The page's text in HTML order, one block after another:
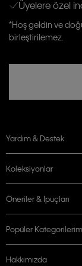
Aydınlatma
Calvin Klein
rızam vardır
Üyelere özel
*Hoş geldin ve
birleştirilemez.
Yardım & Destek
Koleksiyonlar
Öneriler & İpuçları
Popüler
Hakkımızda